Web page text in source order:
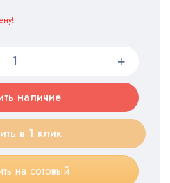
наличие
в 1 клик
на сотовый